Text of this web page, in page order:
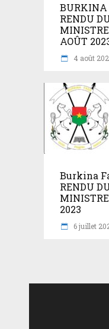
BURKINA
RENDU
AOÛT
4 août
Burkina
RENDU
2023
6 juillet